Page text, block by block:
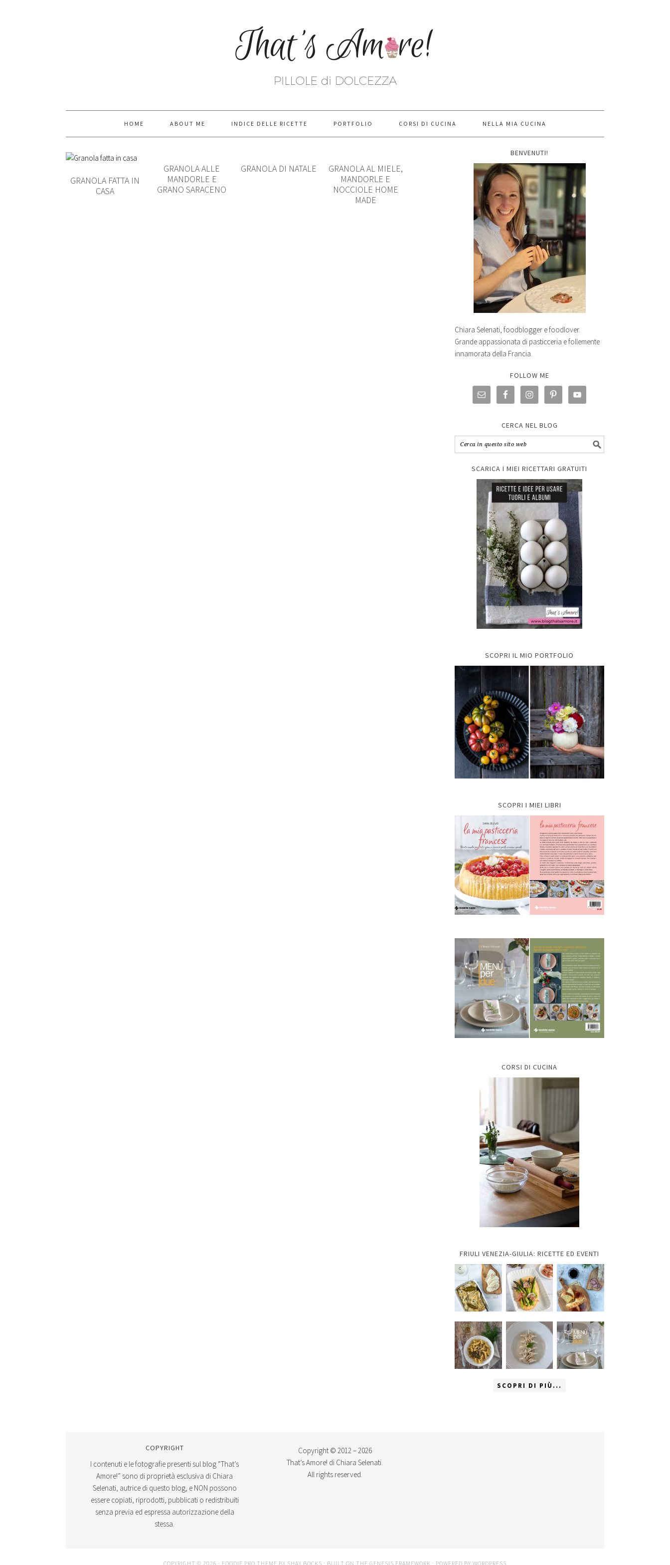
HOME ABOUT ME INDICE DELLE RICETTE PORTFOLIO CORSI DI CUCINA NELLA MIA CUCINA
GRANOLA FATTA IN
CASA
GRANOLA ALLE
MANDORLE E
GRANO SARACENO
GRANOLA DI NATALE
GRANOLA AL MIELE,
MANDORLE E
NOCCIOLE HOME
MADE
BENVENUTI!
Chiara Selenati, foodblogger e foodlover.
Grande appassionata di pasticceria e follemente
innamorata della Francia.
FOLLOW ME
CERCA NEL BLOG
SCARICA I MIEI RICETTARI GRATUITI
SCOPRI IL MIO PORTFOLIO
SCOPRI I MIEI LIBRI
CORSI DI CUCINA
FRIULI VENEZIA-GIULIA: RICETTE ED EVENTI
SCOPRI DI PIÙ...
COPYRIGHT
I contenuti e le fotografie presenti sul blog “That’s
Amore!” sono di proprietà esclusiva di Chiara
Selenati, autrice di questo blog, e NON possono
essere copiati, riprodotti, pubblicati o redistribuiti
senza previa ed espressa autorizzazione della
stessa.
Copyright © 2012 – 2026
That’s Amore! di Chiara Selenati.
All rights reserved.
COPYRIGHT © 2026 · FOODIE PRO THEME BY SHAY BOCKS · BUILT ON THE GENESIS FRAMEWORK · POWERED BY WORDPRESS